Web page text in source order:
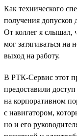
Как технического
получения допусков
От коллег я слышал,
мог затягиваться на
выход на работу.
В РТК-Сервис этот
предоставили
на корпоративном
с навигатором,
но и его